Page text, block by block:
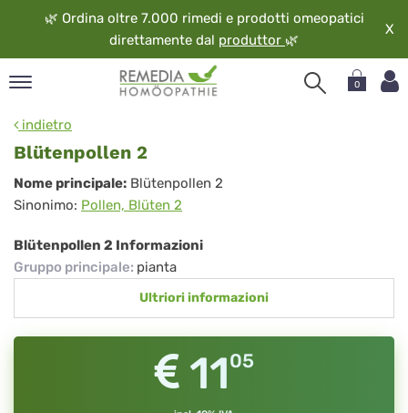
🌿 Ordina oltre 7.000 rimedi e prodotti omeopatici
direttamente dal produttor 🌿
X
0
indietro
Blütenpollen 2
Blütenpollen
2
Nome principale: Blütenpollen 2
Sinonimo: Pollen, Blüten 2
Blütenpollen 2 Informazioni
Gruppo principale: pianta
Ultriori informazioni
1105